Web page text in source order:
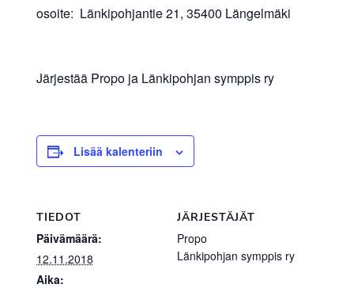
osoite: Länkipohjantie 21, 35400 Längelmäki
Järjestää Propo ja Länkipohjan symppis ry
Lisää kalenteriin
TIEDOT
Päivämäärä:
12.11.2018
Aika:
JÄRJESTÄJÄT
Propo
Länkipohjan symppis ry